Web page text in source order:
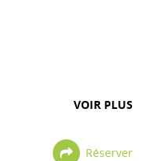
VOIR PLUS
Réserver